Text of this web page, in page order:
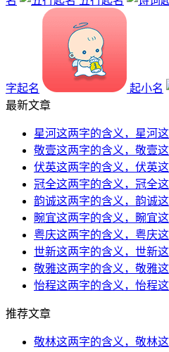
字起名 起小名
最新文章
星河这两字的含义，星河
敬壹这两字的含义，敬壹
伏英这两字的含义，伏英
冠全这两字的含义，冠全
韵诚这两字的含义，韵诚
畹宜这两字的含义，畹宜
粤庆这两字的含义，粤庆
世新这两字的含义，世新
敬雅这两字的含义，敬雅
怡程这两字的含义，怡程
推荐文章
敬林这两字的含义，敬林